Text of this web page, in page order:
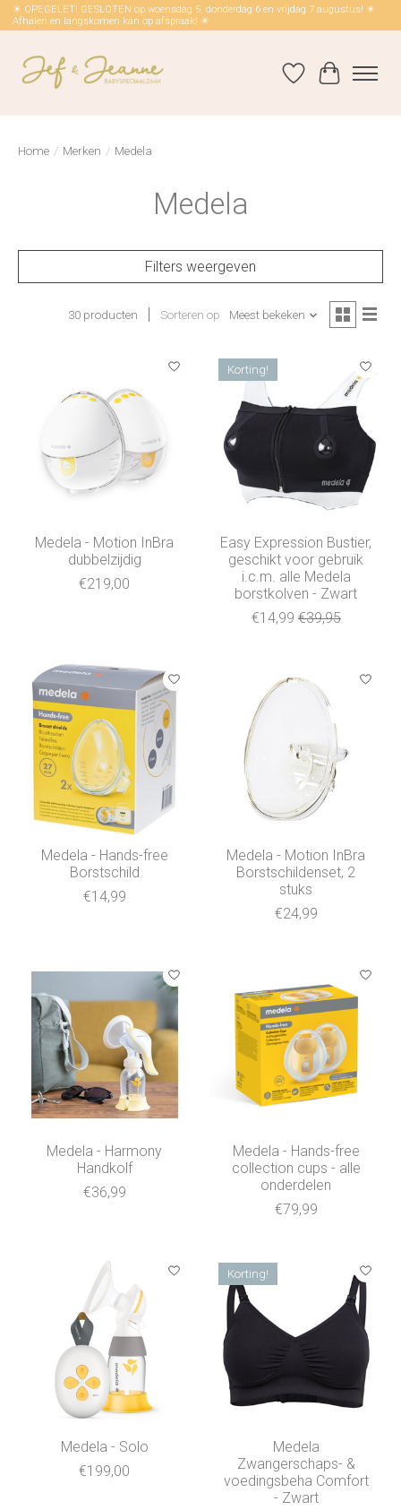
☀ OPEGELET! GESLOTEN op woensdag 5, donderdag 6 en vrijdag 7 augustus! ☀
Afhalen en langskomen kan op afspraak! ☀
Verlanglijst
Home / Merken / Medela
Medela
Filters weergeven
30 producten Sorteren op Meest bekeken
Medela - Motion InBra
dubbelzijdig
€219,00
Korting!
Easy Expression Bustier,
geschikt voor gebruik
i.c.m. alle Medela
borstkolven - Zwart
€14,99 €39,95
Medela - Hands-free
Borstschild
€14,99
Medela - Motion InBra
Borstschildenset, 2
stuks
€24,99
Medela - Harmony
Handkolf
€36,99
Medela - Hands-free
collection cups - alle
onderdelen
€79,99
Medela - Solo
€199,00
Korting!
Medela
Zwangerschaps- &
voedingsbeha Comfort
- Zwart